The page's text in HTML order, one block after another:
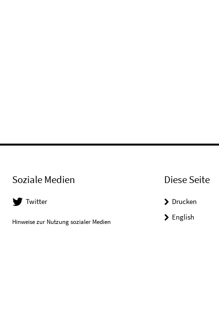
Soziale Medien
Twitter
Hinweise zur Nutzung sozialer Medien
Diese Seite
Drucken
English